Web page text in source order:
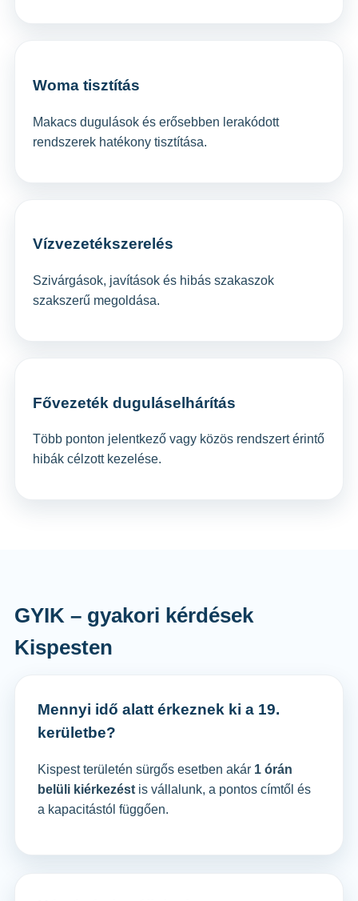
Woma tisztítás
Makacs dugulások és erősebben lerakódott
rendszerek hatékony tisztítása.
Vízvezetékszerelés
Szivárgások, javítások és hibás szakaszok
szakszerű megoldása.
Fővezeték duguláselhárítás
Több ponton jelentkező vagy közös rendszert érintő
hibák célzott kezelése.
GYIK – gyakori kérdések
Kispesten
Mennyi idő alatt érkeznek ki a 19.
kerületbe?
Kispest területén sürgős esetben akár 1 órán
belüli kiérkezéstis vállalunk, a pontos címtől és
a kapacitástól függően.